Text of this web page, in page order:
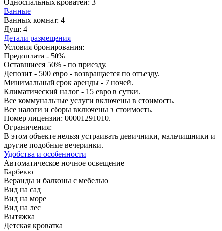
Односпальных кроватей: 3
Ванные
Ванных комнат: 4
Душ: 4
Детали размещения
Условия бронирования:
Предоплата - 50%.
Оставшиеся 50% - по приезду.
Депозит - 500 евро - возвращается по отъезду.
Минимальный срок аренды - 7 ночей.
Климатический налог - 15 евро в сутки.
Все коммунальные услуги включены в стоимость.
Все налоги и сборы включены в стоимость.
Номер лицензии: 00001291010.
Ограничения:
В этом объекте нельзя устраивать девичники, мальчишники и
другие подобные вечеринки.
Удобства и особенности
Автоматическое ночное освещение
Барбекю
Веранды и балконы с мебелью
Вид на сад
Вид на море
Вид на лес
Вытяжка
Детская кроватка